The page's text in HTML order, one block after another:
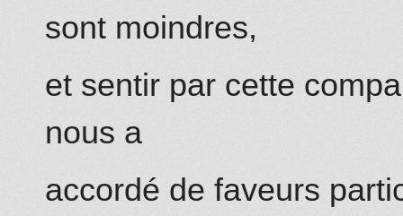
sont moindres,
et sentir par cette
nous a
accordé de faveurs